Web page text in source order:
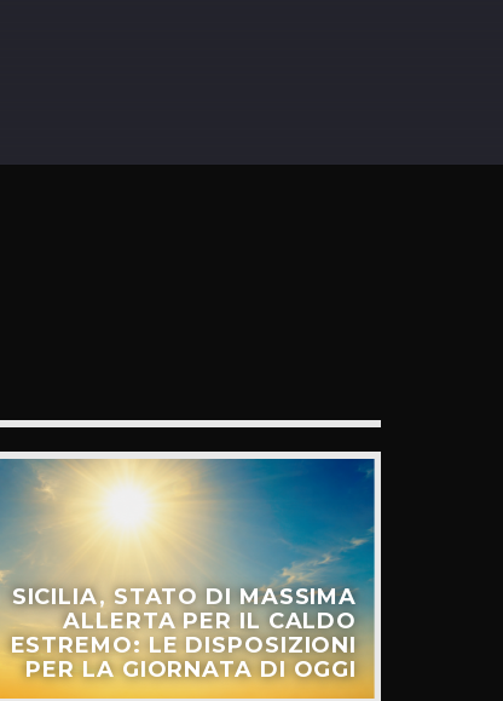
SICILIA, STATO DI MASSIMA
ALLERTA PER IL CALDO
ESTREMO: LE DISPOSIZIONI
PER LA GIORNATA DI OGGI